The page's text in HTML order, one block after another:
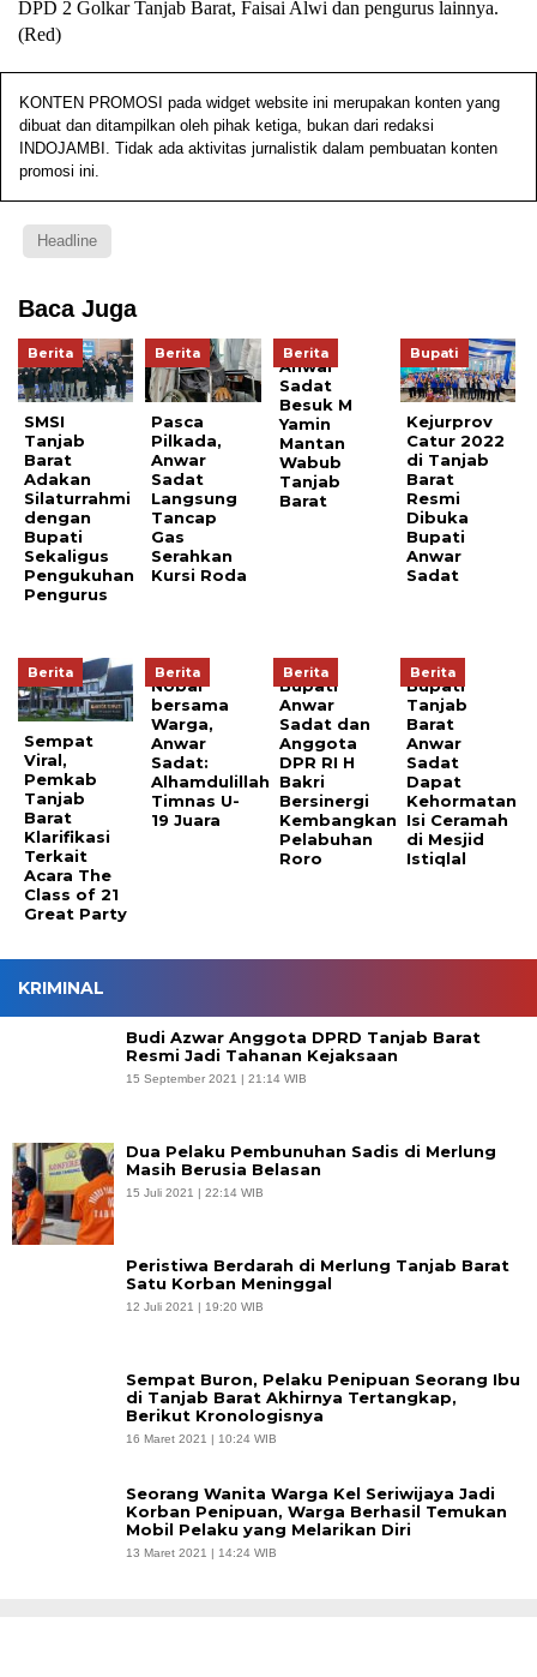
DPD 2 Golkar Tanjab Barat, Faisai Alwi dan pengurus lainnya.
(Red)
KONTEN PROMOSI pada widget website ini merupakan konten yang
dibuat dan ditampilkan oleh pihak ketiga, bukan dari redaksi
INDOJAMBI. Tidak ada aktivitas jurnalistik dalam pembuatan konten
promosi ini.
Headline
Baca Juga
Berita
SMSI
Tanjab
Barat
Adakan
Silaturrahmi
dengan
Bupati
Sekaligus
Pengukuhan
Pengurus
Berita
Pasca
Pilkada,
Anwar
Sadat
Langsung
Tancap
Gas
Serahkan
Kursi Roda
Berita
Anwar
Sadat
Besuk M
Yamin
Mantan
Wabub
Tanjab
Barat
Bupati
Kejurprov
Catur 2022
di Tanjab
Barat
Resmi
Dibuka
Bupati
Anwar
Sadat
Berita
Sempat
Viral,
Pemkab
Tanjab
Barat
Klarifikasi
Terkait
Acara The
Class of 21
Great Party
Berita
Nobar
bersama
Warga,
Anwar
Sadat:
Alhamdulillah
Timnas U-
19 Juara
Berita
Bupati
Anwar
Sadat dan
Anggota
DPR RI H
Bakri
Bersinergi
Kembangkan
Pelabuhan
Roro
Berita
Bupati
Tanjab
Barat
Anwar
Sadat
Dapat
Kehormatan
Isi Ceramah
di Mesjid
Istiqlal
KRIMINAL
Budi Azwar Anggota DPRD Tanjab Barat
Resmi Jadi Tahanan Kejaksaan
15 September 2021 | 21:14 WIB
Dua Pelaku Pembunuhan Sadis di Merlung
Masih Berusia Belasan
15 Juli 2021 | 22:14 WIB
Peristiwa Berdarah di Merlung Tanjab Barat
Satu Korban Meninggal
12 Juli 2021 | 19:20 WIB
Sempat Buron, Pelaku Penipuan Seorang Ibu
di Tanjab Barat Akhirnya Tertangkap,
Berikut Kronologisnya
16 Maret 2021 | 10:24 WIB
Seorang Wanita Warga Kel Seriwijaya Jadi
Korban Penipuan, Warga Berhasil Temukan
Mobil Pelaku yang Melarikan Diri
13 Maret 2021 | 14:24 WIB